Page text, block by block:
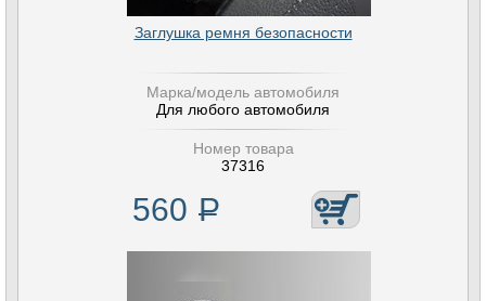
Заглушка ремня безопасности
Марка/модель автомобиля
Для любого автомобиля
Номер товара
37316
560 Р